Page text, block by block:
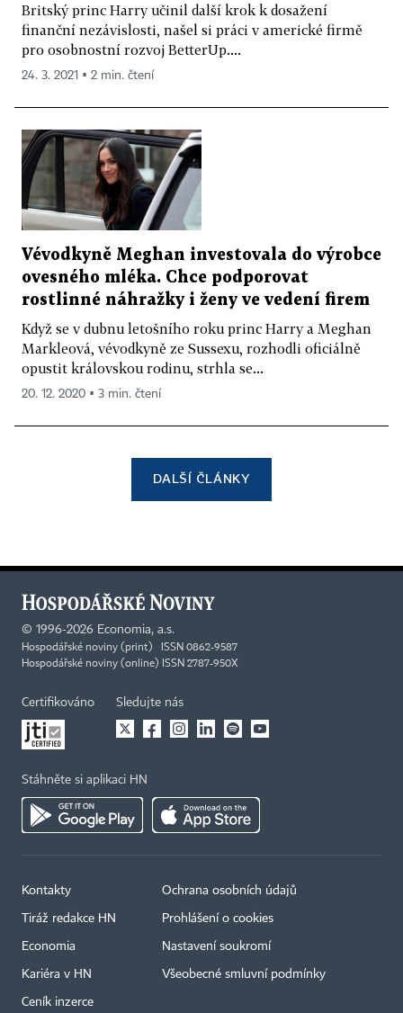
Britský princ Harry učinil další krok k dosažení
finanční nezávislosti, našel si práci v americké firmě
pro osobnostní rozvoj BetterUp....
24. 3. 2021 ▪ 2 min. čtení
Vévodkyně Meghan investovala do výrobce
ovesného mléka. Chce podporovat
rostlinné náhražky i ženy ve vedení firem
Když se v dubnu letošního roku princ Harry a Meghan
Markleová, vévodkyně ze Sussexu, rozhodli oficiálně
opustit královskou rodinu, strhla se...
20. 12. 2020 ▪ 3 min. čtení
DALŠÍ ČLÁNKY
© 1996-2026 Economia, a.s.
Hospodářské noviny (print) ISSN 0862-9587
Hospodářské noviny (online) ISSN 2787-950X
Certifikováno Sledujte nás
Stáhněte si aplikaci HN
Kontakty
Tiráž redakce HN
Economia
Kariéra v HN
Ceník inzerce
Ochrana osobních údajů
Prohlášení o cookies
Nastavení soukromí
Všeobecné smluvní podmínky